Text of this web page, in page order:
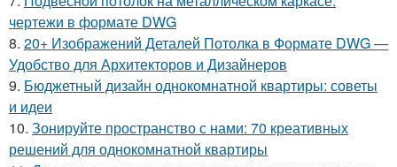
чертежи в формате DWG
8. 20+ Изображений Деталей Потолка в Формате DWG —
Удобство для Архитекторов и Дизайнеров
9. Бюджетный дизайн однокомнатной квартиры: советы
и идеи
10. Зонируйте пространство с нами: 70 креативных
решений для однокомнатной квартиры